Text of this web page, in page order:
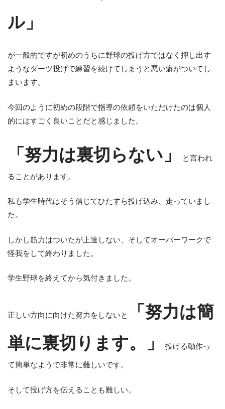
ル」
が一般的ですが初めのうちに野球の投げ方ではなく押し出す
ようなダーツ投げで練習を続けてしまうと悪い癖がついてし
まいます。
今回のように初めの段階で指導の依頼をいただけたのは個人
的にはすごく良いことだと感じました。
「努力は裏切らない」 と言われ
ることがあります。
私も学生時代はそう信じてひたすら投げ込み、走っていまし
た。
しかし筋力はついたが上達しない、そしてオーバーワークで
怪我をして終わりました。
学生野球を終えてから気付きました。
正しい方向に向けた努力をしないと
「努力は簡
単に裏切ります。」
投げる動作っ
て簡単なようで非常に難しいです。
そして投げ方を伝えることも難しい。